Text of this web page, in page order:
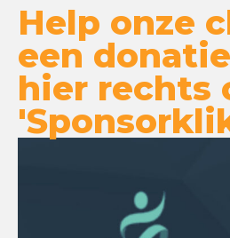
Help onze
een
hier rechts